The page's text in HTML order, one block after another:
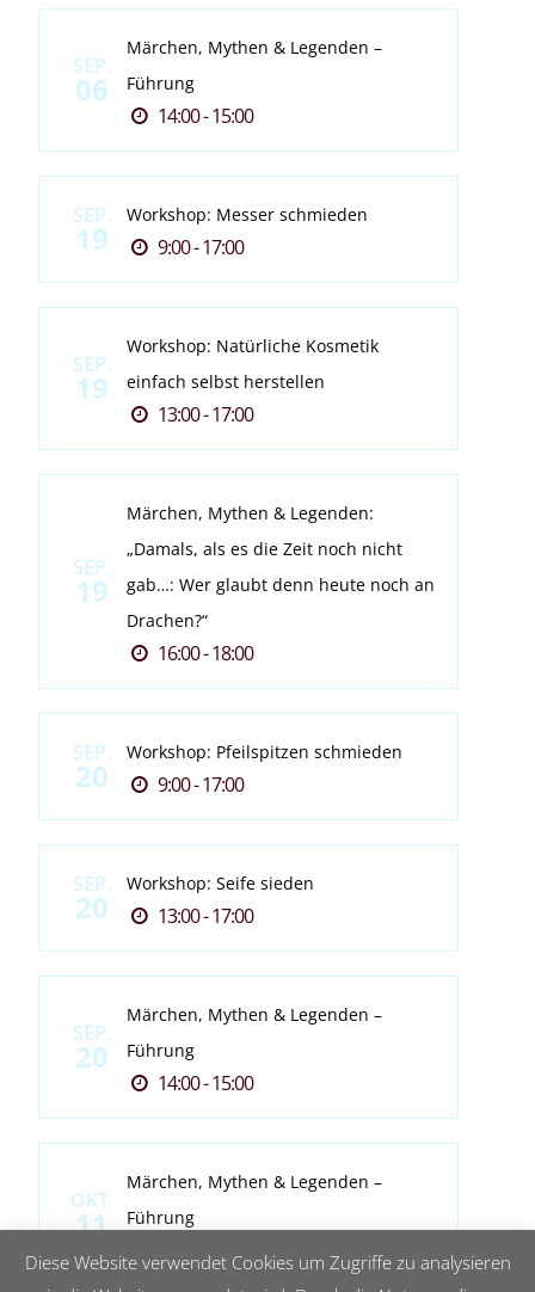
SEP.
06
Märchen, Mythen & Legenden –
Führung
14:00 - 15:00
SEP.
19
Workshop: Messer schmieden
9:00 - 17:00
SEP.
19
Workshop: Natürliche Kosmetik
einfach selbst herstellen
13:00 - 17:00
SEP.
19
Märchen, Mythen & Legenden:
„Damals, als es die Zeit noch nicht
gab…: Wer glaubt denn heute noch an
Drachen?“
16:00 - 18:00
SEP.
20
Workshop: Pfeilspitzen schmieden
9:00 - 17:00
SEP.
20
Workshop: Seife sieden
13:00 - 17:00
SEP.
20
Märchen, Mythen & Legenden –
Führung
14:00 - 15:00
OKT.
11
Märchen, Mythen & Legenden –
Führung
14:00 - 15:00
Diese Website verwendet Cookies um Zugriffe zu analysieren